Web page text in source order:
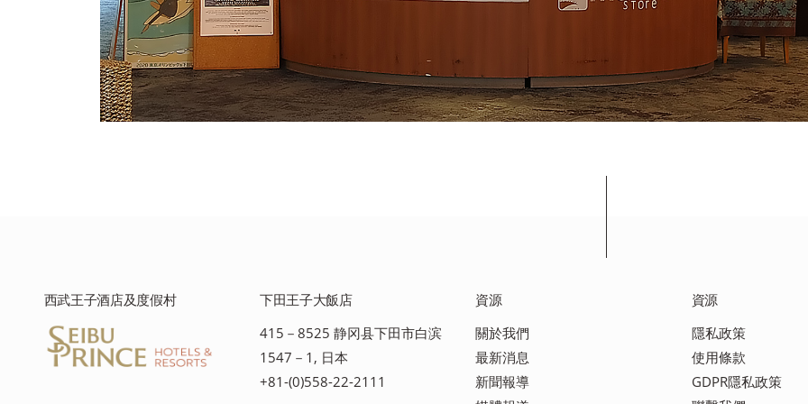
西武王子酒店及度假村
下田王子大飯店
415－8525 静冈县下田市白滨
1547－1, 日本
+81-(0)558-22-2111
資源
關於我們
最新消息
新聞報導
資源
隱私政策
使用條款
GDPR隱私政策